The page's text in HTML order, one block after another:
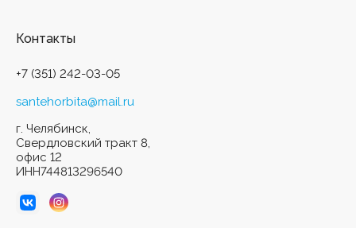
Контакты
+7 (351) 242-03-05
santehorbita@mail.ru
г. Челябинск,
Свердловский тракт 8,
офис 12
ИНН744813296540